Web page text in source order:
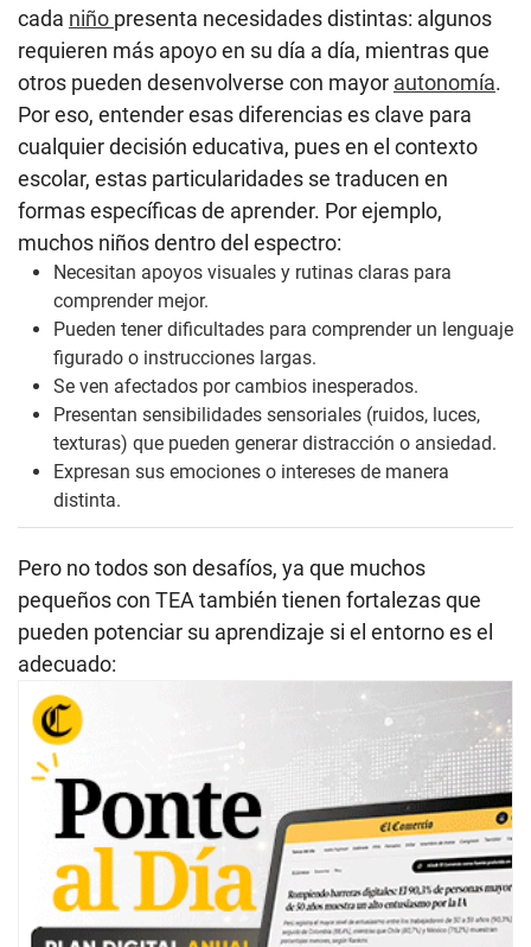
cada niño presenta necesidades distintas: algunos
requieren más apoyo en su día a día, mientras que
otros pueden desenvolverse con mayor autonomía.
Por eso, entender esas diferencias es clave para
cualquier decisión educativa, pues en el contexto
escolar, estas particularidades se traducen en
formas específicas de aprender. Por ejemplo,
muchos niños dentro del espectro:
Necesitan apoyos visuales y rutinas claras para
comprender mejor.
Pueden tener dificultades para comprender un lenguaje
figurado o instrucciones largas.
Se ven afectados por cambios inesperados.
Presentan sensibilidades sensoriales (ruidos, luces,
texturas) que pueden generar distracción o ansiedad.
Expresan sus emociones o intereses de manera
distinta.
Pero no todos son desafíos, ya que muchos
pequeños con TEA también tienen fortalezas que
pueden potenciar su aprendizaje si el entorno es el
adecuado: